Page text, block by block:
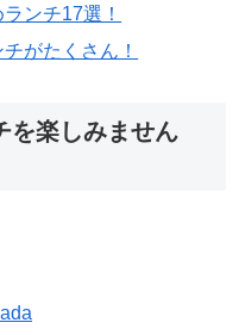
ンチ17選！
がたくさん！
を楽しみません